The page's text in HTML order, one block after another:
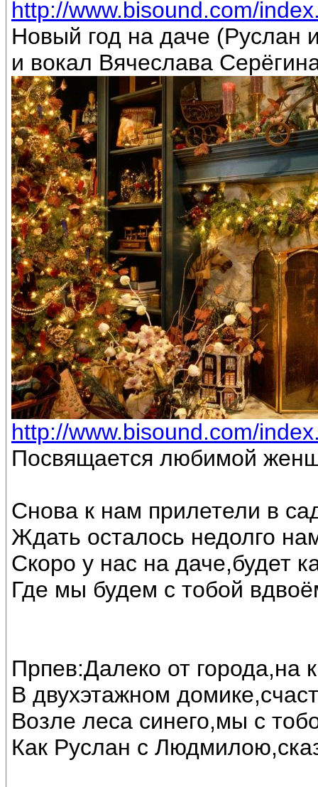
http://www.bisound.com/
Новый год на даче
и вокал Вячеслава
http://www.bisound.com/
Посвящается любимой
Снова к нам прилетели в
Ждать осталось недолго
Скоро у нас на даче,будет
Где мы будем с тобой
Прпев:Далеко от города,на
В двухэтажном
Возле леса синего,мы с
Как Руслан с